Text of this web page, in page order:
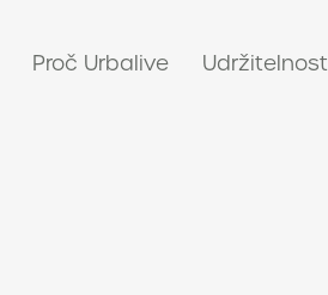
Proč Urbalive Udržitelnost